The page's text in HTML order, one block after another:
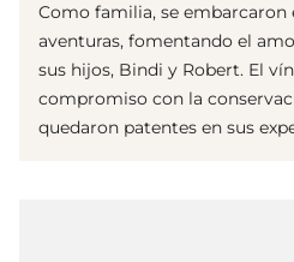
Como familia, se embarcaron
aventuras, fomentando el
sus hijos, Bindi y Robert. El
compromiso con la
quedaron patentes en sus